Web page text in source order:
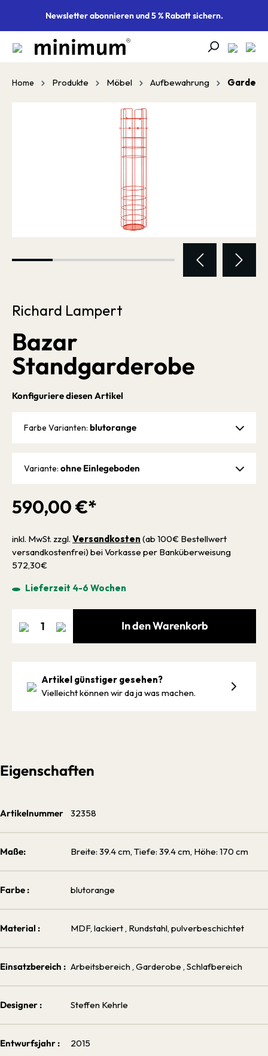
springenNewsletter abonnieren und 5 % Rabatt sichern.
Home Produkte Möbel Aufbewahrung
Richard Lampert
Bazar
Standgarderobe
590,00 €*
inkl. MwSt. zzgl. Versandkosten (ab 100€ Bestellwert
versandkostenfrei) bei Vorkasse per Banküberweisung
572,30€
Lieferzeit 4-6 Wochen
Konfiguriere diesen Artikel
Farbe Varianten: blutorange
Variante: ohne Einlegeboden
In den Warenkorb
Artikel günstiger gesehen?
Vielleicht können wir da ja was machen.
Eigenschaften
Artikelnummer 32358
Maße: Breite: 39.4 cm, Tiefe: 39.4 cm, Höhe: 170 cm
Farbe : blutorange
Material : MDF, lackiert , Rundstahl, pulverbeschichtet
Einsatzbereich : Arbeitsbereich , Garderobe , Schlafbereich
Designer : Steffen Kehrle
Entwurfsjahr : 2015